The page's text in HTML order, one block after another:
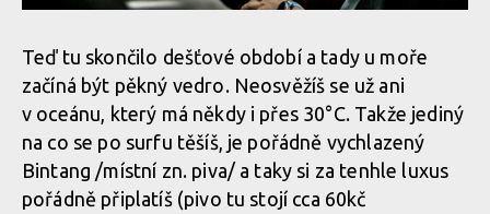
Teď tu skončilo dešťové období a tady u moře
začíná být pěkný vedro. Neosvěžíš se už ani
v oceánu, který má někdy i přes 30°C. Takže jediný
na co se po surfu těšíš, je pořádně vychlazený
Bintang /místní zn. piva/ a taky si za tenhle luxus
pořádně připlatíš (pivo tu stojí cca 60kč